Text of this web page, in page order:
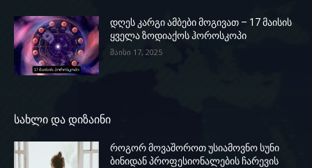
დღეს კარგი ამბები მოგივათ – 17 მაისის
ყველა ზოდიაქოს ჰოროსკოპი
მაისი 17, 2025
სახლი და დიზაინი
როგორ მოვაშოროთ უსიამოვნო სუნი
ბინიდან პროფესიონალების ჩარევის